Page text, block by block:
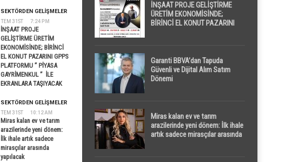
TEM 31ST 7:24 PM
SEKTÖRDEN GELIŞMELER
İNŞAAT PROJE
GELİŞTİRME ÜRETİM
EKONOMİSİNDE; BİRİNCİ
EL KONUT PAZARINI GPPS
PLATFORMU ” PİYASA
GAYRİMENKUL ” İLE
EKRANLARA TAŞIYACAK
TEM 31ST 10:12 AM
SEKTÖRDEN GELIŞMELER
Miras kalan ev ve tarım
arazilerinde yeni dönem:
İlk ihale artık sadece
mirasçılar arasında
yapılacak
İNŞAAT PROJE GELİŞTİRME
ÜRETİM EKONOMİSİNDE;
BİRİNCİ EL KONUT PAZARINI
Garanti BBVA’dan Tapuda
Güvenli ve Dijital Alım Satım
Dönemi
Miras kalan ev ve tarım
arazilerinde yeni dönem: İlk ihale
artık sadece mirasçılar arasında